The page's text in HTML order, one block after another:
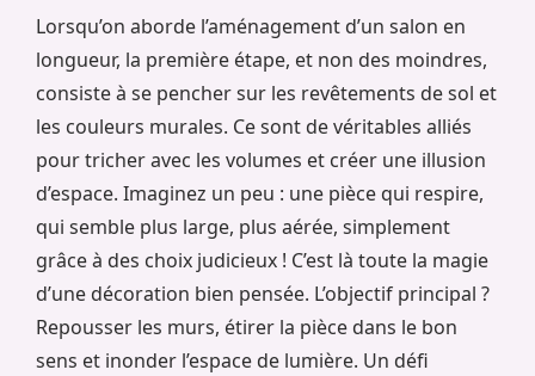
Lorsqu’on aborde l’aménagement d’un salon en
longueur, la première étape, et non des moindres,
consiste à se pencher sur les revêtements de sol et
les couleurs murales. Ce sont de véritables alliés
pour tricher avec les volumes et créer une illusion
d’espace. Imaginez un peu : une pièce qui respire,
qui semble plus large, plus aérée, simplement
grâce à des choix judicieux ! C’est là toute la magie
d’une décoration bien pensée. L’objectif principal ?
Repousser les murs, étirer la pièce dans le bon
sens et inonder l’espace de lumière. Un défi